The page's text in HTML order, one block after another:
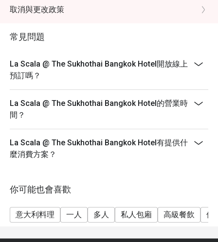
享受精緻的意大利開胃菜自助餐，品嚐您選擇的主菜，
並以我們豐富的甜點結束您的美食之旅。搭配一杯招牌
間：下午5點至晚上11點 價格：每人泰銖1,900++
店任何餐廳時，請勿穿著短褲、無袖襯衫（男士）、涼
鞋或拖鞋。
取消與更改政策
常見問題
La Scala @ The Sukhothai Bangkok Hotel開放線上
預訂嗎？
La Scala @ The Sukhothai Bangkok Hotel的營業時
間？
La Scala @ The Sukhothai Bangkok Hotel有提供什
麼消費方案？
你可能也會喜歡
意大利料理 一人 多人 私人包廂 高級餐飲 休